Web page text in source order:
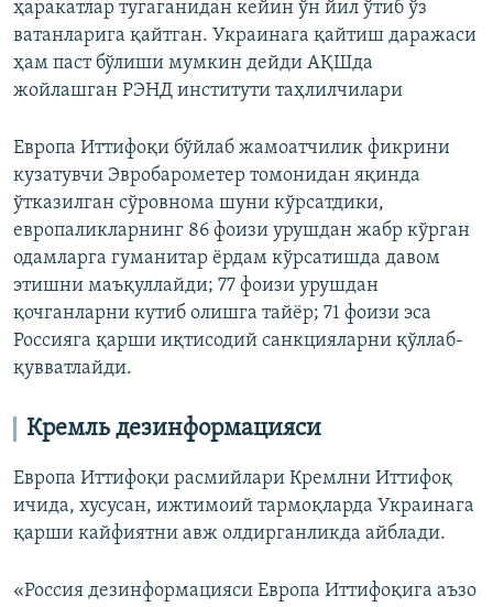
ҳаракатлар тугаганидан кейин ўн йил ўтиб ўз
ватанларига қайтган. Украинага қайтиш даражаси
ҳам паст бўлиши мумкин дейди АҚШда
жойлашган РЭНД институти таҳлилчилари
Европа Иттифоқи бўйлаб жамоатчилик фикрини
кузатувчи Эвробарометер томонидан яқинда
ўтказилган сўровнома шуни кўрсатдики,
европаликларнинг 86 фоизи урушдан жабр кўрган
одамларга гуманитар ёрдам кўрсатишда давом
этишни маъқуллайди; 77 фоизи урушдан
қочганларни кутиб олишга тайёр; 71 фоизи эса
Россияга қарши иқтисодий санкцияларни қўллаб-
қувватлайди.
Кремль дезинформацияси
Европа Иттифоқи расмийлари Кремлни Иттифоқ
ичида, хусусан, ижтимоий тармоқларда Украинага
қарши кайфиятни авж олдирганликда айблади.
«Россия дезинформацияси Европа Иттифоқига аъзо